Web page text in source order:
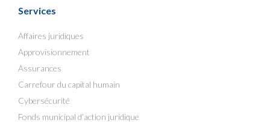
Services
Affaires juridiques
Approvisionnement
Assurances
Carrefour du capital humain
Cybersécurité
Fonds municipal d’action juridique